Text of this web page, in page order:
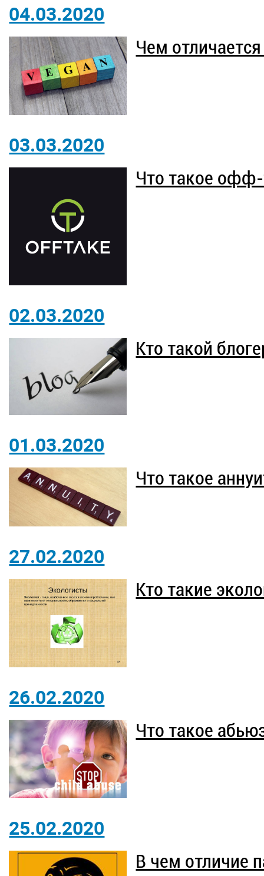
04.03.2020
Чем
03.03.2020
Что такое
02.03.2020
Кто такой
01.03.2020
Что такое
27.02.2020
Кто такие
26.02.2020
Что такое
25.02.2020
В чем отличие